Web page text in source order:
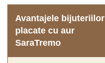
Avantajele bijuteriilor
placate cu aur
SaraTremo